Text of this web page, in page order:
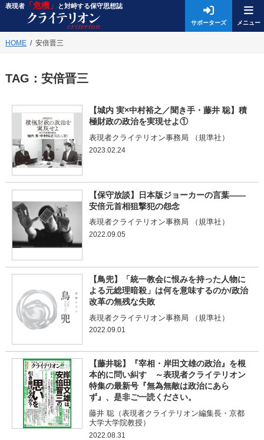
表現者「危機」 と対峙する保守思想誌
サポーターズ
HOME 安倍晋三
TAG： 安倍晋三
【城内 実×中村裕之／聞き手・藤井 聡】積
極財政の政治を実現せよ①
表現者クライテリオン事務局 （規準社）
2023.02.24
【保守放談】日本版ジョーカーの言葉――
安倍元首相狙撃犯の怨念
表現者クライテリオン事務局 （規準社）
2022.09.05
【鳥兜】「統一教会に恨みを持った人物に
よる元総理暗殺」は何を意味するのか/政治
改革の無残な失敗
表現者クライテリオン事務局 （規準社）
2022.09.01
【藤井聡】『宰相・岸田文雄の政治』を根
本的に問い糾す ～表現者クライテリオン
特集の最新号『無為無敵は政治にあら
ず』、是非ご一読ください。
藤井 聡（表現者クライテリオン編集長・京都
大学大学院教授）
2022.08.31